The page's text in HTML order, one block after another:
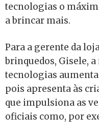
tecnologias o
a brincar mais.
Para a gerente da
brinquedos, Gisele,
tecnologias
pois apresenta às
que impulsiona as
oficiais como, por